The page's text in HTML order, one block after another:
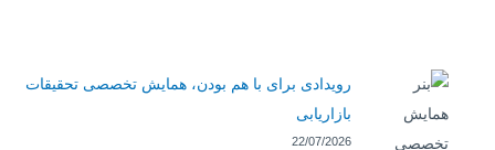
رویدادی برای با هم بودن، همایش تخصصی تحقیقات
بازاریابی
22/07/2026